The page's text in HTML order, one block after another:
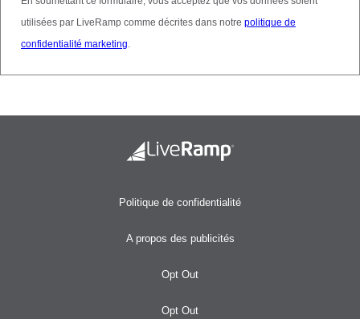
utilisées par LiveRamp comme décrites dans notre politique de
confidentialité marketing.
Politique de confidentialité
A propos des publicités
Opt Out
Opt Out